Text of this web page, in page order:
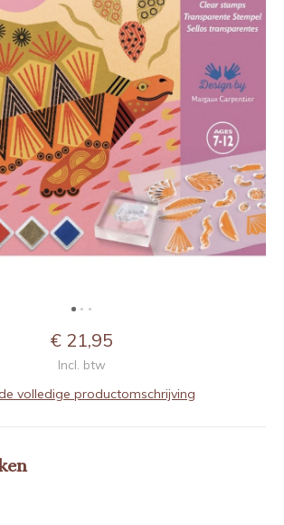
€ 21,95
Incl. btw
volledige productomschrijving